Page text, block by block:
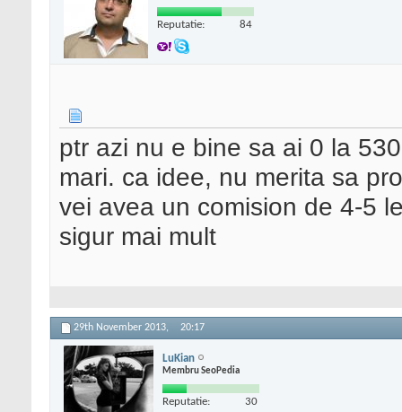
Reputatie: 84
ptr azi nu e bine sa ai 0 la
mari. ca idee, nu merita sa
vei avea un comision de 4-5
sigur mai mult
29th November 2013, 20:17
LuKian
Membru SeoPedia
Reputatie: 30